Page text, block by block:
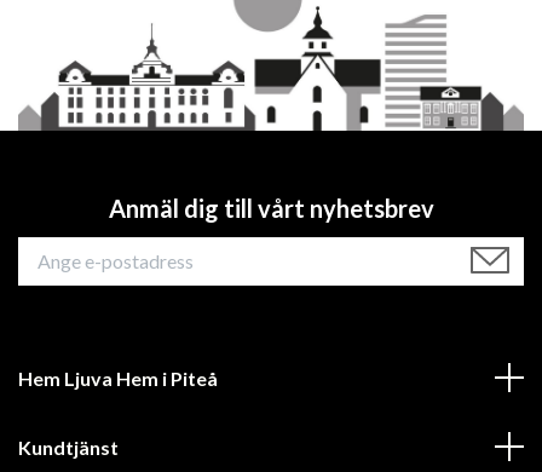
Anmäl dig till vårt nyhetsbrev
Hem Ljuva Hem i Piteå
Kundtjänst